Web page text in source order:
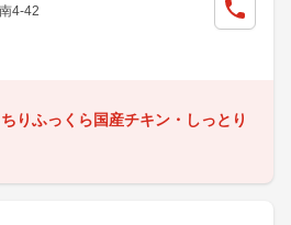
4-42
りふっくら国産チキン・しっとり